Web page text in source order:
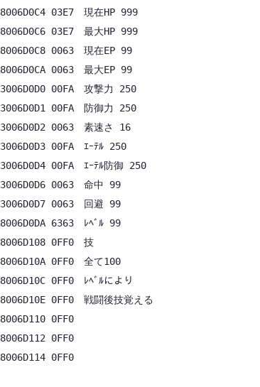
8006D0C4 03E7　現在HP 999
8006D0C6 03E7　最大HP 999
8006D0C8 0063　現在EP 99
8006D0CA 0063　最大EP 99
3006D0D0 00FA　攻撃力 250
3006D0D1 00FA　防御力 250
3006D0D2 0063　素速さ 16
3006D0D3 00FA　ｴｰﾃﾙ 250
3006D0D4 00FA　ｴｰﾃﾙ防御 250
3006D0D6 0063　命中 99
3006D0D7 0063　回避 99
8006D0DA 6363　ﾚﾍﾞﾙ 99
8006D108 0FF0　技
8006D10A 0FF0　全て100
8006D10C 0FF0　ﾚﾍﾞﾙにより
8006D10E 0FF0　戦闘後技覚える
8006D110 0FF0
8006D112 0FF0
8006D114 0FF0